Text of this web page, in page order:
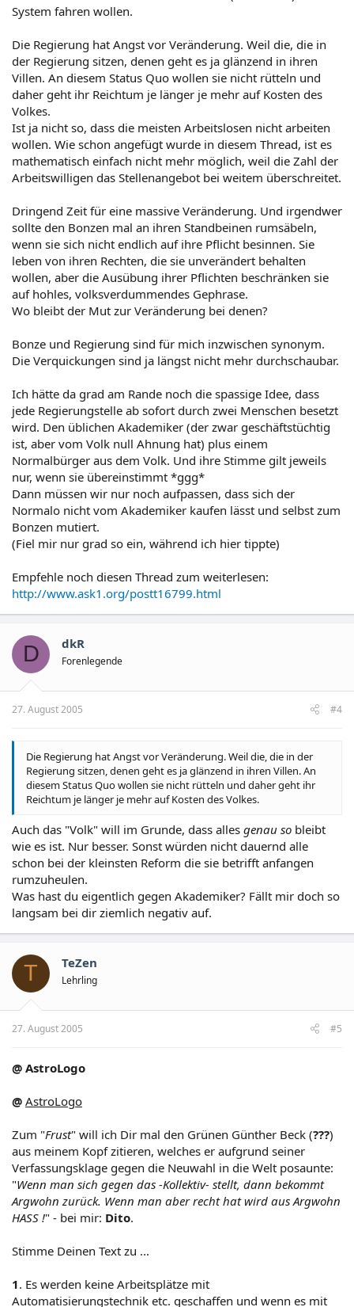
System fahren wollen.
Die Regierung hat Angst vor Veränderung. Weil die, die in
der Regierung sitzen, denen geht es ja glänzend in ihren
Villen. An diesem Status Quo wollen sie nicht rütteln und
daher geht ihr Reichtum je länger je mehr auf Kosten des
Volkes.
Ist ja nicht so, dass die meisten Arbeitslosen nicht arbeiten
wollen. Wie schon angefügt wurde in diesem Thread, ist es
mathematisch einfach nicht mehr möglich, weil die Zahl der
Arbeitswilligen das Stellenangebot bei weitem überschreitet.
Dringend Zeit für eine massive Veränderung. Und irgendwer
sollte den Bonzen mal an ihren Standbeinen rumsäbeln,
wenn sie sich nicht endlich auf ihre Pflicht besinnen. Sie
leben von ihren Rechten, die sie unverändert behalten
wollen, aber die Ausübung ihrer Pflichten beschränken sie
auf hohles, volksverdummendes Gephrase.
Wo bleibt der Mut zur Veränderung bei denen?
Bonze und Regierung sind für mich inzwischen synonym.
Die Verquickungen sind ja längst nicht mehr durchschaubar.
Ich hätte da grad am Rande noch die spassige Idee, dass
jede Regierungstelle ab sofort durch zwei Menschen besetzt
wird. Den üblichen Akademiker (der zwar geschäftstüchtig
ist, aber vom Volk null Ahnung hat) plus einem
Normalbürger aus dem Volk. Und ihre Stimme gilt jeweils
nur, wenn sie übereinstimmt *ggg*
Dann müssen wir nur noch aufpassen, dass sich der
Normalo nicht vom Akademiker kaufen lässt und selbst zum
Bonzen mutiert.
(Fiel mir nur grad so ein, während ich hier tippte)
Empfehle noch diesen Thread zum weiterlesen:
http://www.ask1.org/postt16799.html
D dkR
Forenlegende
27. August 2005 #4
Die Regierung hat Angst vor Veränderung. Weil die, die in der
Regierung sitzen, denen geht es ja glänzend in ihren Villen. An
diesem Status Quo wollen sie nicht rütteln und daher geht ihr
Reichtum je länger je mehr auf Kosten des Volkes.
Auch das "Volk" will im Grunde, dass alles genau so bleibt
wie es ist. Nur besser. Sonst würden nicht dauernd alle
schon bei der kleinsten Reform die sie betrifft anfangen
rumzuheulen.
Was hast du eigentlich gegen Akademiker? Fällt mir doch so
langsam bei dir ziemlich negativ auf.
T TeZen
Lehrling
27. August 2005 #5
@ AstroLogo
@ AstroLogo
Zum "Frust" will ich Dir mal den Grünen Günther Beck (???)
aus meinem Kopf zitieren, welches er aufgrund seiner
Verfassungsklage gegen die Neuwahl in die Welt posaunte:
"Wenn man sich gegen das -Kollektiv- stellt, dann bekommt
Argwohn zurück. Wenn man aber recht hat wird aus Argwohn
HASS !" - bei mir: Dito.
Stimme Deinen Text zu ...
1. Es werden keine Arbeitsplätze mit
Automatisierungstechnik etc. geschaffen und wenn es mit